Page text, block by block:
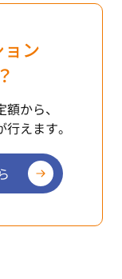
ョン
から、
えます。